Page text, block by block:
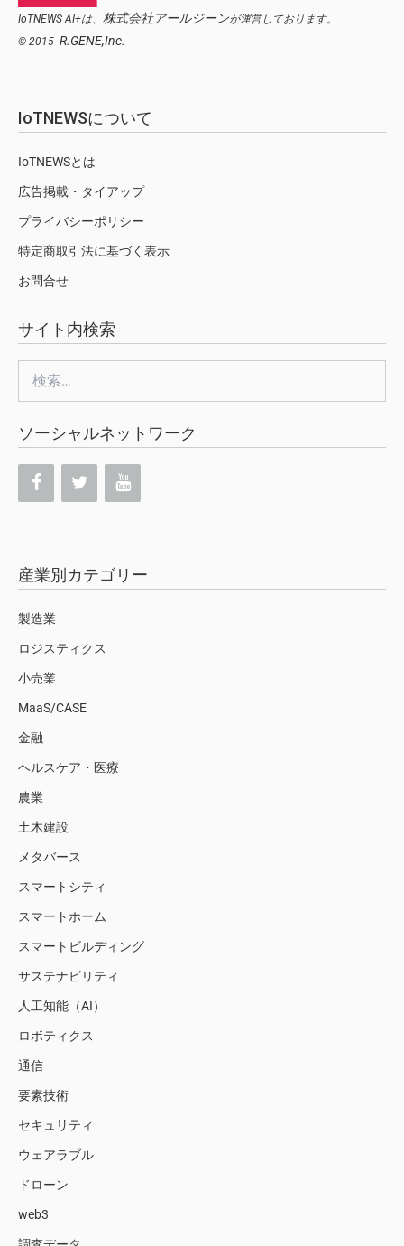
IoTNEWS AI+は、 株式会社アールジーンが運営しております。
© 2015- R.GENE,Inc.
IoTNEWSについて
IoTNEWSとは
広告掲載・タイアップ
プライバシーポリシー
特定商取引法に基づく表示
お問合せ
サイト内検索
索:
ソーシャルネットワーク
産業別カテゴリー
製造業
ロジスティクス
小売業
MaaS/CASE
金融
ヘルスケア・医療
農業
土木建設
メタバース
スマートシティ
スマートホーム
スマートビルディング
サステナビリティ
人工知能（AI）
ロボティクス
通信
要素技術
セキュリティ
ウェアラブル
ドローン
web3